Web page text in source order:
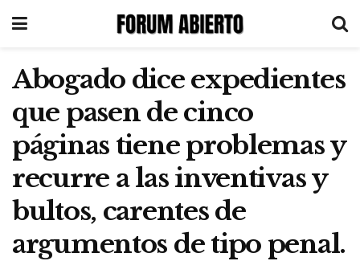
Abogado dice expedientes
que pasen de cinco
páginas tiene problemas y
recurre a las inventivas y
bultos, carentes de
argumentos de tipo penal.